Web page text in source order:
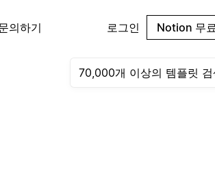
의하기 로그인 Notion 무